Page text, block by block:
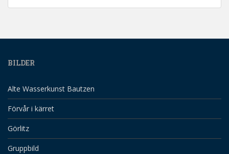
BILDER
Alte Wasserkunst Bautzen
Förvår i kärret
Görlitz
Gruppbild